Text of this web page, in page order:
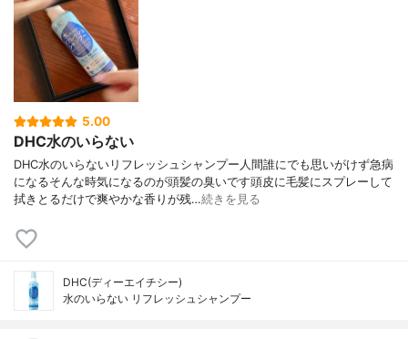
5.00
DHC水のいらない
DHC水のいらないリフレッシュシャンプー人間誰にでも思いがけず急病
になるそんな時気になるのが頭髪の臭いです頭皮に毛髪にスプレーして
拭きとるだけで爽やかな香りが残…続きを見る
DHC(ディーエイチシー)
水のいらない リフレッシュシャンプー